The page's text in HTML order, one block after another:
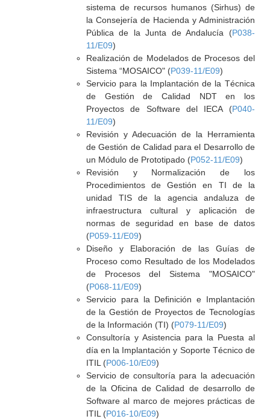
sistema de recursos humanos (Sirhus) de
la Consejería de Hacienda y Administración
Pública de la Junta de Andalucía (P038-
11/E09)
Realización de Modelados de Procesos del
Sistema “MOSAICO" (P039-11/E09)
Servicio para la Implantación de la Técnica
de Gestión de Calidad NDT en los
Proyectos de Software del IECA (P040-
11/E09)
Revisión y Adecuación de la Herramienta
de Gestión de Calidad para el Desarrollo de
un Módulo de Prototipado (P052-11/E09)
Revisión y Normalización de los
Procedimientos de Gestión en TI de la
unidad TIS de la agencia andaluza de
infraestructura cultural y aplicación de
normas de seguridad en base de datos
(P059-11/E09)
Diseño y Elaboración de las Guías de
Proceso como Resultado de los Modelados
de Procesos del Sistema "MOSAICO"
(P068-11/E09)
Servicio para la Definición e Implantación
de la Gestión de Proyectos de Tecnologías
de la Información (TI) (P079-11/E09)
Consultoría y Asistencia para la Puesta al
día en la Implantación y Soporte Técnico de
ITIL (P006-10/E09)
Servicio de consultoría para la adecuación
de la Oficina de Calidad de desarrollo de
Software al marco de mejores prácticas de
ITIL (P016-10/E09)